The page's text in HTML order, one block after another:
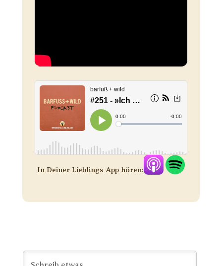
In Deiner Lieblings-App hören: